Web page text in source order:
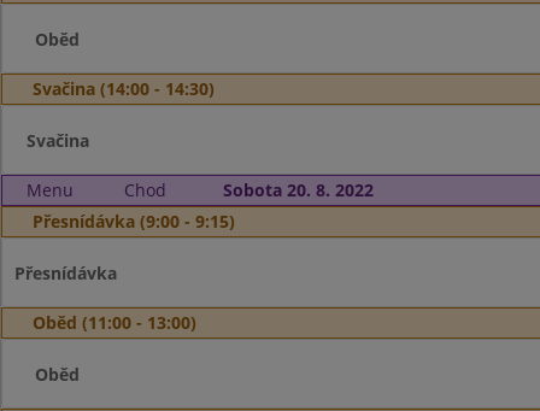
Oběd
Svačina (14:00 - 14:30)
Svačina
Menu Chod
Sobota 20. 8. 2022
Přesnídávka (9:00 - 9:15)
Přesnídávka
Oběd (11:00 - 13:00)
Oběd